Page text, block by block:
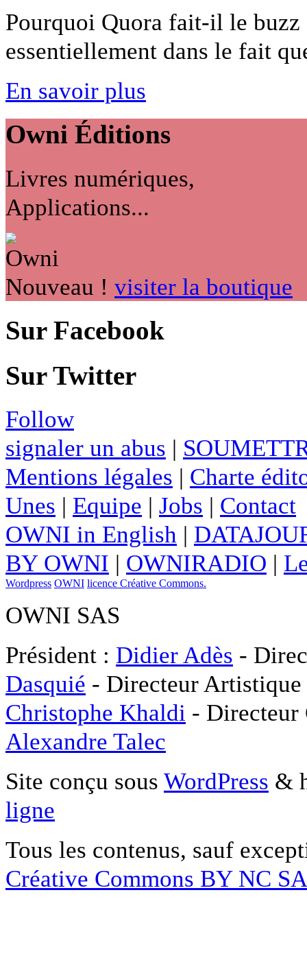
Pourquoi Quora fait-il le buzz
essentiellement dans le fait
En savoir plus
Owni Éditions
Livres numériques,
Applications...
Nouveau ! visiter la boutique
Sur Facebook
Sur Twitter
Follow
signaler un abus |
Mentions légales | Charte
Unes | Equipe | Jobs | Contact
OWNI in English |
BY OWNI | OWNIRADIO |
Wordpress OWNI licence Créative Commons.
OWNI SAS
Président : Didier Adès -
Dasquié - Directeur
Christophe Khaldi -
Alexandre Talec
Site conçu sous WordPress &
ligne
Tous les contenus, sauf
Créative Commons BY NC SA